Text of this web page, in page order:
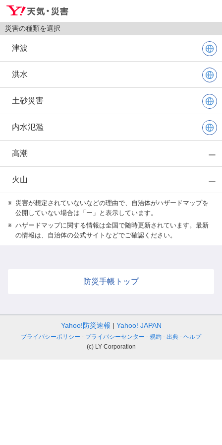
災害の種類を選択
津波
洪水
土砂災害
内水氾濫
高潮
火山
※ 災害が想定されていないなどの理由で、自治体がハザードマップを
公開していない場合は「ー」と表示しています。
※ ハザードマップに関する情報は全国で随時更新されています。最新
の情報は、自治体の公式サイトなどでご確認ください。
防災手帳トップ
Yahoo!防災速報 Yahoo! JAPAN
プライバシーポリシー プライバシーセンター 規約 出典
ヘルプ
(c) LY Corporation